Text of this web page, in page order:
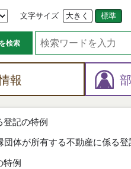
文字サイズ 大きく 標準
検索
報
登記の特例
団体が所有する不動産に係る登
特例